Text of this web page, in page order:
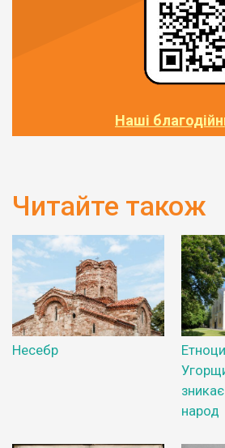
Наші
Читайте також
Несебр
народ